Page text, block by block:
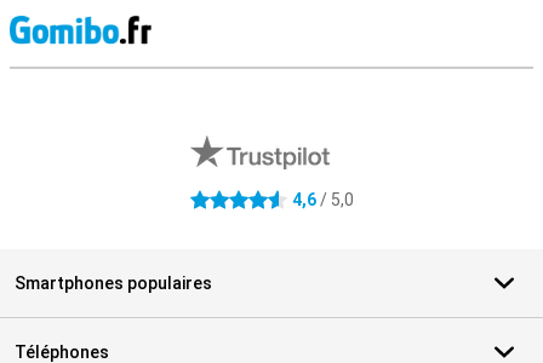
4.6 étoiles 4,6/ 5,0
Smartphones populaires
Téléphones